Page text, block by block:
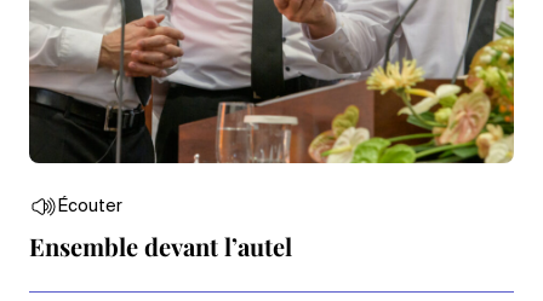
Écouter
Ensemble devant l’autel